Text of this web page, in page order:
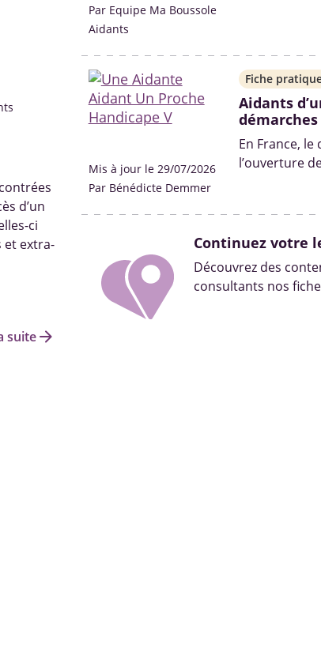
d’un
ci
et extra-
suitearrow_forward
Par Equipe Ma Boussole
Aidants
Mis à jour le 29/07/2026
Par Bénédicte Demmer
Fiche
Aidants
démarches
En France,
l’ouverture
solutions ?
Continuez votre
Découvrez des
consultants nos